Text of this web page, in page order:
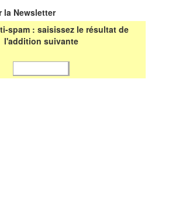
la Newsletter
spam : saisissez le résultat de
l'addition suivante